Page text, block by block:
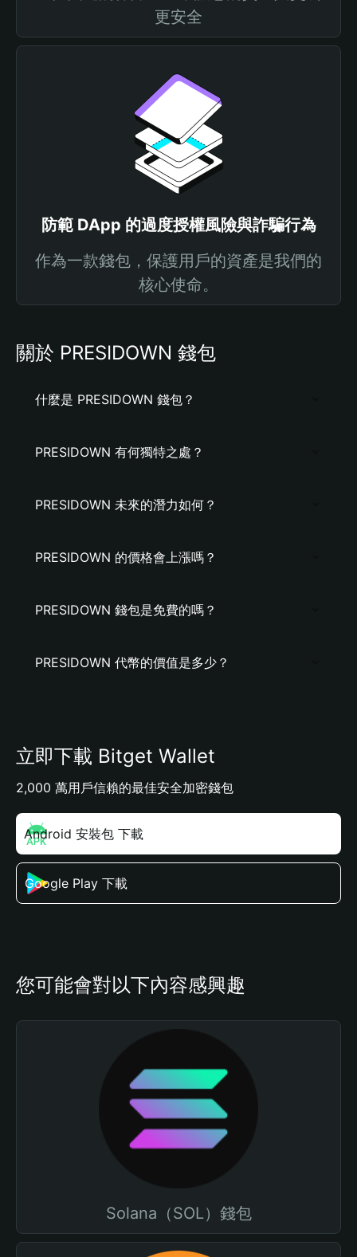
更安全
防範 DApp 的過度授權風險與詐騙行為
作為一款錢包，保護用戶的資產是我們的
核心使命。
關於 PRESIDOWN 錢包
什麼是 PRESIDOWN 錢包？
PRESIDOWN 有何獨特之處？
PRESIDOWN 未來的潛力如何？
PRESIDOWN 的價格會上漲嗎？
PRESIDOWN 錢包是免費的嗎？
PRESIDOWN 代幣的價值是多少？
立即下載 Bitget Wallet
2,000 萬用戶信賴的最佳安全加密錢包
Android 安裝包 下載
Google Play 下載
您可能會對以下內容感興趣
Solana（SOL）錢包